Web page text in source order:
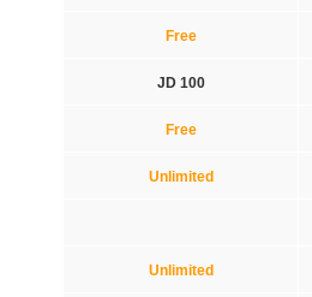
Free
JD 100
Free
Unlimited
Unlimited